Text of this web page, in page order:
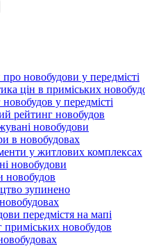
новобудови у передмісті
цін в приміських
у передмісті
рейтинг новобудов
новобудови
в новобудовах
у житлових комплексах
новобудови
новобудов
зупинено
передмістя на мапі
приміських новобудов